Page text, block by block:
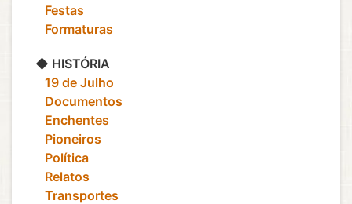
‎ ‎ ‎ Festas
‎ ‎ ‎ Formaturas
◆ HISTÓRIA
‎ ‎ ‎ 19 de Julho
‎ ‎ ‎ Documentos
‎ ‎ ‎ Enchentes
‎ ‎ ‎ Pioneiros
‎ ‎ ‎ Política
‎ ‎ ‎ Relatos
‎ ‎ ‎ Transportes